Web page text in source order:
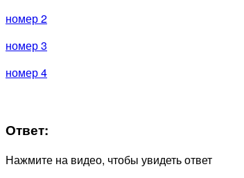
номер 2
номер 3
номер 4
Ответ:
Нажмите на видео, чтобы увидеть ответ